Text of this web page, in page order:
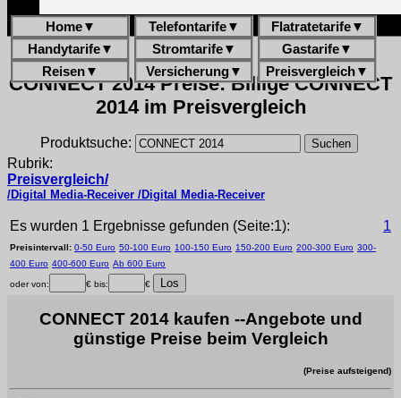
Home▼ Telefontarife▼ Flatratetarife▼
Handytarife▼ Stromtarife▼ Gastarife▼
Reisen▼ Versicherung▼ Preisvergleich▼
CONNECT 2014 Preise: Billige CONNECT
2014 im Preisvergleich
Produktsuche:
Rubrik:
Preisvergleich/
/Digital Media-Receiver /Digital Media-Receiver
Es wurden 1 Ergebnisse gefunden (Seite:1): 1
Preisintervall: 0-50 Euro 50-100 Euro 100-150 Euro 150-200 Euro 200-300 Euro 300-
400 Euro 400-600 Euro Ab 600 Euro
oder von: € bis: €
CONNECT 2014 kaufen --Angebote und
günstige Preise beim Vergleich
(Preise aufsteigend)